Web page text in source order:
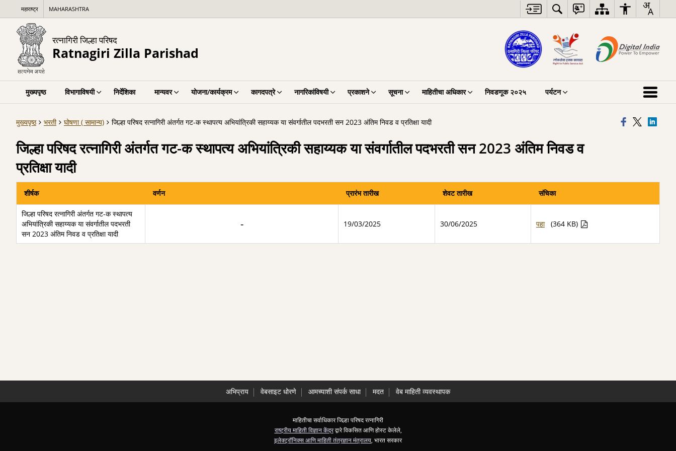
महाराष्ट्र MAHARASHTRA
रत्नागिरी जिल्हा परिषद
Ratnagiri Zilla Parishad
मुख्यपृष्ठ विभागाविषयी निर्देशिका मान्यवर योजना/कार्यक्रम कागदपत्रे नागरिकांविषयी प्रकाशने सूचना माहितीचा अधिकार निवडणूक २०२५ पर्यटन
मुख्यपृष्ठ भरती घोषणा ( सामान्य) जिल्हा परिषद रत्नागिरी अंतर्गत गट-क स्थापत्य अभियांत्रिकी सहाय्यक या संवर्गातील पदभरती सन 2023 अंतिम निवड व प्रतिक्षा यादी
जिल्हा परिषद रत्नागिरी अंतर्गत गट-क स्थापत्य अभियांत्रिकी सहाय्यक या संवर्गातील पदभरती सन 2023 अंतिम निवड व
प्रतिक्षा यादी
शीर्षक वर्णन प्रारंभ तारीख शेवट तारीख संचिका
जिल्हा परिषद रत्नागिरी अंतर्गत गट-क स्थापत्य
अभियांत्रिकी सहाय्यक या संवर्गातील पदभरती
सन 2023 अंतिम निवड व प्रतिक्षा यादी
19/03/2025 30/06/2025 पहा (364 KB)
अभिप्राय वेबसाइट धोरणे आमच्याशी संपर्क साधा मदत वेब माहिती व्यवस्थापक
माहितीचा सर्वाधिकार जिल्हा परिषद रत्नागिरी
राष्ट्रीय माहिती विज्ञान केंद्रद्वारे विकसित आणि होस्ट केलेले,
इलेक्ट्रॉनिक्स आणि माहिती तंत्रज्ञान मंत्रालय , भारत सरकार